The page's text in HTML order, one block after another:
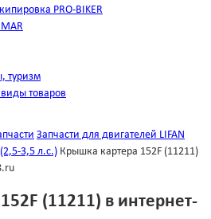
PRO-BIKER
туризм
товаров
Запчасти для двигателей LIFAN
3,5 л.с.) Крышка картера 152F (11211)
(11211) в интернет-